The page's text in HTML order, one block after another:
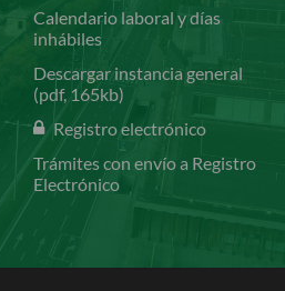
Calendario laboral y días
inhábiles
Descargar instancia general
(pdf, 165kb)
Registro electrónico
Trámites con envío a Registro
Electrónico